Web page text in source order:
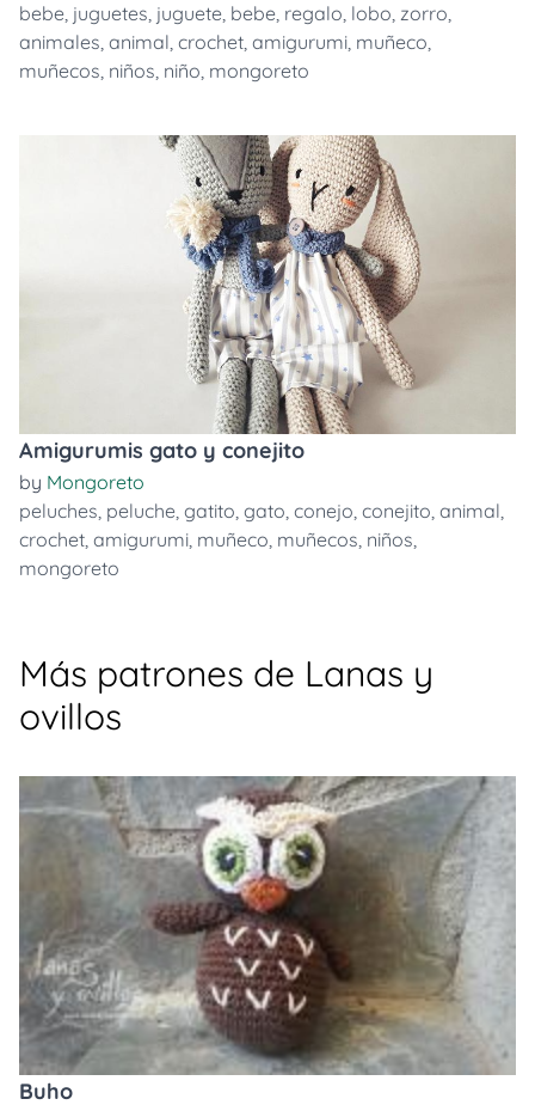
bebe, juguetes, juguete, bebe, regalo, lobo, zorro,
animales, animal, crochet, amigurumi, muñeco,
muñecos, niños, niño, mongoreto
Amigurumis gato y conejito
by Mongoreto
peluches, peluche, gatito, gato, conejo, conejito, animal,
crochet, amigurumi, muñeco, muñecos, niños,
mongoreto
Más patrones de Lanas y
ovillos
Buho